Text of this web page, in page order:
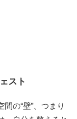
スト
の“壁”、つまり